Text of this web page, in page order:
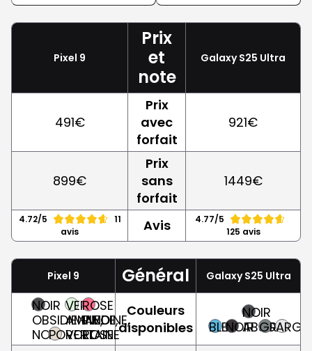
Pixel 9
Prix
et
note
Galaxy S25 Ultra
491€
Prix
avec
forfait
921€
899€
Prix
sans
forfait
1449€
4.72/5
11
avis
Avis
4.77/5
125 avis
Pixel 9 Général Galaxy S25 Ultra
NOIR
OBSIDIENNE,
NOIRPORCELAINE
VERT
AMANDE,
VERT
ROSE
PIVOINE,
ROSE
Couleurs
disponibles
BLEUNOIR
NOIR
ABSOLU
GRIS